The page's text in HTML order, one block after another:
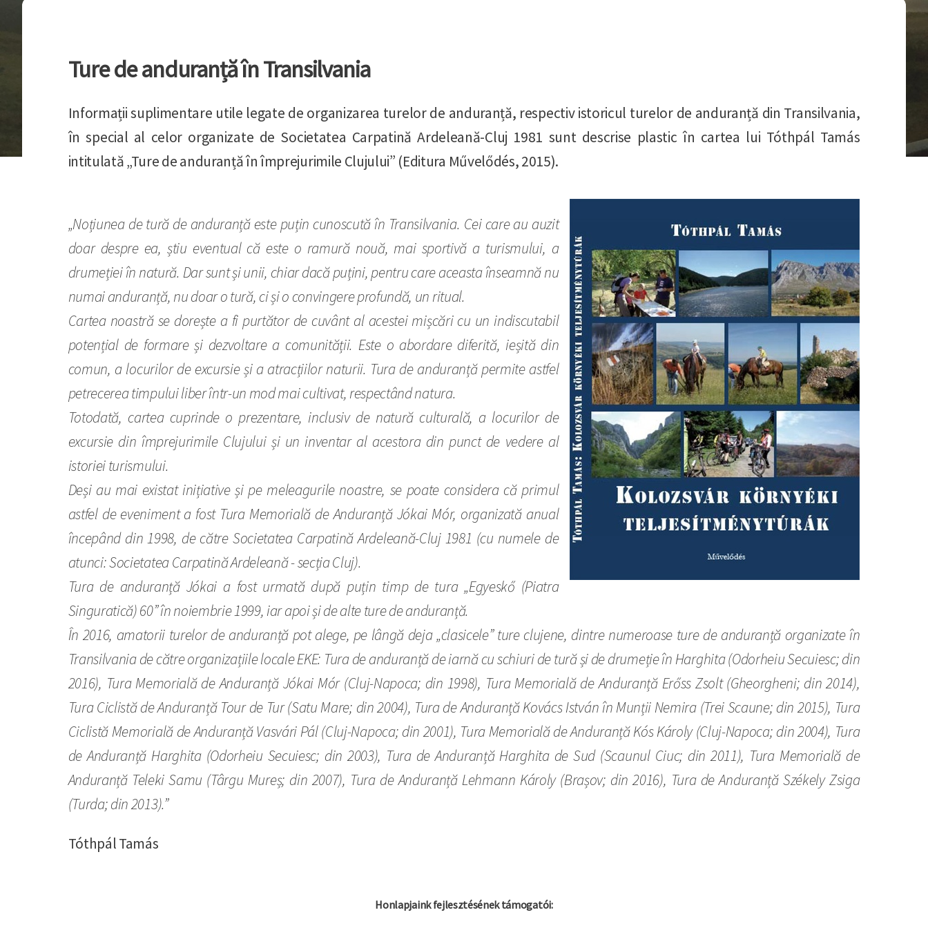
Ture de anduranță în Transilvania
Informații suplimentare utile legate de organizarea turelor de anduranță, respectiv istoricul turelor de anduranță din Transilvania,
în special al celor organizate de Societatea Carpatină Ardeleană-Cluj 1981 sunt descrise plastic în cartea lui Tóthpál Tamás
intitulată „Ture de anduranță în împrejurimile Clujului” (Editura Művelődés, 2015).
„Noțiunea de tură de anduranță este puțin cunoscută în Transilvania. Cei care au auzit
doar despre ea, știu eventual că este o ramură nouă, mai sportivă a turismului, a
drumeției în natură. Dar sunt și unii, chiar dacă puțini, pentru care aceasta înseamnă nu
numai anduranță, nu doar o tură, ci și o convingere profundă, un ritual.
Cartea noastră se dorește a fi purtător de cuvânt al acestei mișcări cu un indiscutabil
potențial de formare și dezvoltare a comunității. Este o abordare diferită, ieșită din
comun, a locurilor de excursie și a atracțiilor naturii. Tura de anduranță permite astfel
petrecerea timpului liber într-un mod mai cultivat, respectând natura.
Totodată, cartea cuprinde o prezentare, inclusiv de natură culturală, a locurilor de
excursie din împrejurimile Clujului și un inventar al acestora din punct de vedere al
istoriei turismului.
Deși au mai existat inițiative și pe meleagurile noastre, se poate considera că primul
astfel de eveniment a fost Tura Memorială de Anduranță Jókai Mór, organizată anual
începând din 1998, de către Societatea Carpatină Ardeleană-Cluj 1981 (cu numele de
atunci: Societatea Carpatină Ardeleană - secția Cluj).
Tura de anduranță Jókai a fost urmată după puțin timp de tura „Egyeskő (Piatra
Singuratică) 60” în noiembrie 1999, iar apoi și de alte ture de anduranță.
În 2016, amatorii turelor de anduranță pot alege, pe lângă deja „clasicele” ture clujene, dintre numeroase ture de anduranță organizate în
Transilvania de către organizațiile locale EKE: Tura de anduranță de iarnă cu schiuri de tură și de drumeție în Harghita (Odorheiu Secuiesc; din
2016), Tura Memorială de Anduranță Jókai Mór (Cluj-Napoca; din 1998), Tura Memorială de Anduranță Erőss Zsolt (Gheorgheni; din 2014),
Tura Ciclistă de Anduranță Tour de Tur (Satu Mare; din 2004), Tura de Anduranță Kovács István în Munții Nemira (Trei Scaune; din 2015), Tura
Ciclistă Memorială de Anduranță Vasvári Pál (Cluj-Napoca; din 2001), Tura Memorială de Anduranță Kós Károly (Cluj-Napoca; din 2004), Tura
de Anduranță Harghita (Odorheiu Secuiesc; din 2003), Tura de Anduranță Harghita de Sud (Scaunul Ciuc; din 2011), Tura Memorială de
Anduranță Teleki Samu (Târgu Mureș; din 2007), Tura de Anduranță Lehmann Károly (Brașov; din 2016), Tura de Anduranță Székely Zsiga
(Turda; din 2013).”
Tóthpál Tamás
Honlapjaink fejlesztésének támogatói: